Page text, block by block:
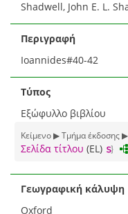
Shadwell, John E. L.
Περιγραφή
Ioannides#40-42
Τύπος
Εξώφυλλο βιβλίου
Κείμενο ▶ Τμήμα έκδοσης
Σελίδα τίτλου (EL)
Γεωγραφική κάλυψη
Oxford